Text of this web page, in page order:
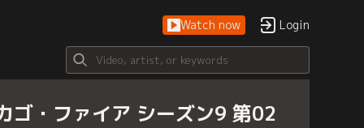
Watch now Login
ゴ・ファイア シーズン9 第02